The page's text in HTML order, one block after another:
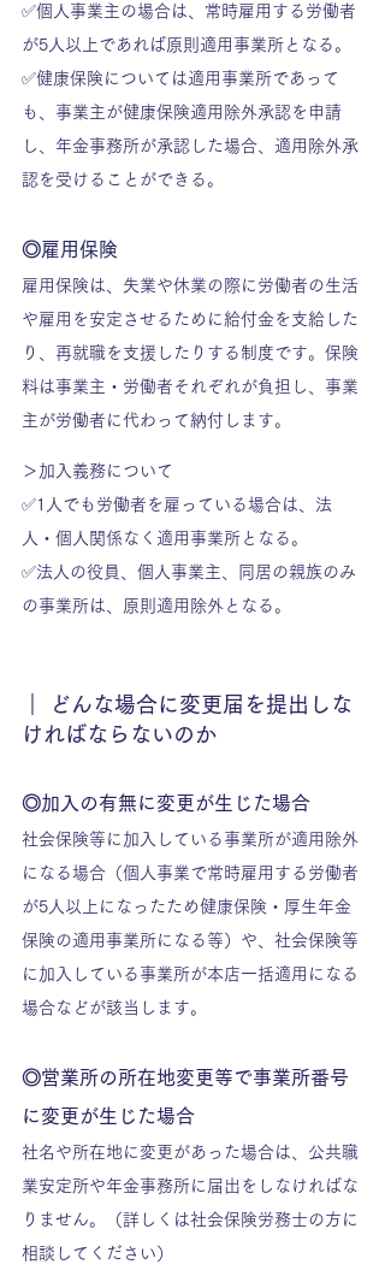
✅個人事業主の場合は、常時雇用する労働者
が5人以上であれば原則適用事業所となる。
✅健康保険については適用事業所であって
も、事業主が健康保険適用除外承認を申請
し、年金事務所が承認した場合、適用除外承
認を受けることができる。
◎雇用保険
雇用保険は、失業や休業の際に労働者の生活
や雇用を安定させるために給付金を支給した
り、再就職を支援したりする制度です。保険
料は事業主・労働者それぞれが負担し、事業
主が労働者に代わって納付します。
＞加入義務について
✅1人でも労働者を雇っている場合は、法
人・個人関係なく適用事業所となる。
✅法人の役員、個人事業主、同居の親族のみ
の事業所は、原則適用除外となる。
｜ どんな場合に変更届を提出しな
ければならないのか
◎加入の有無に変更が生じた場合
社会保険等に加入している事業所が適用除外
になる場合（個人事業で常時雇用する労働者
が5人以上になったため健康保険・厚生年金
保険の適用事業所になる等）や、社会保険等
に加入している事業所が本店一括適用になる
場合などが該当します。
◎営業所の所在地変更等で事業所番号
に変更が生じた場合
社名や所在地に変更があった場合は、公共職
業安定所や年金事務所に届出をしなければな
りません。（詳しくは社会保険労務士の方に
相談してください）